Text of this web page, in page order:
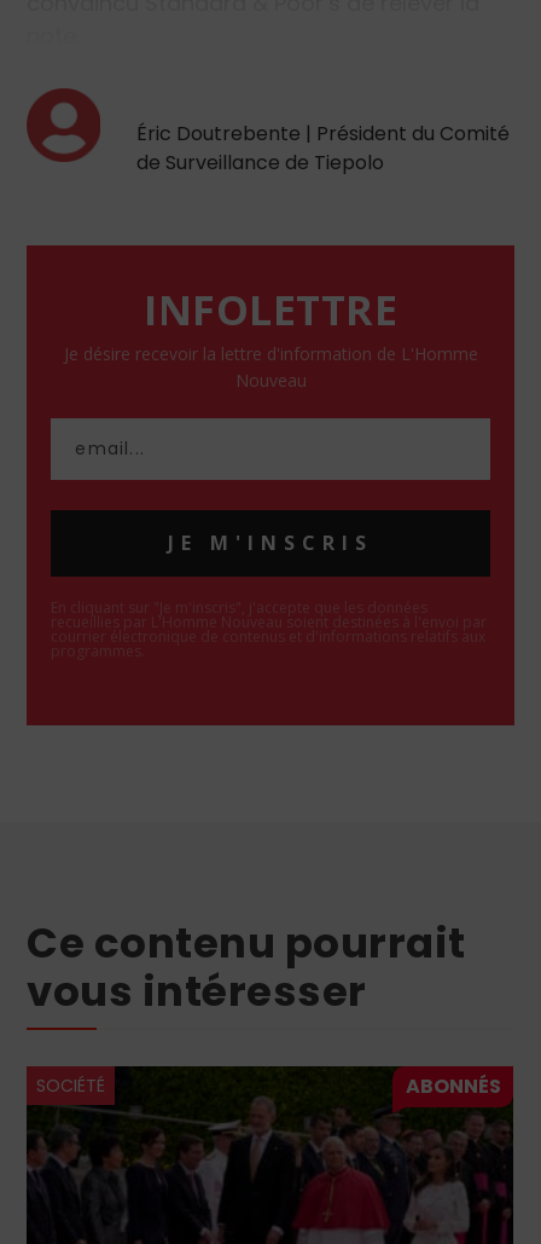
Éric Doutrebente | Président du Comité
de Surveillance de Tiepolo
INFOLETTRE
Je désire recevoir la lettre d'information de L'Homme
Nouveau
JE M'INSCRIS
En cliquant sur "Je m'inscris", j'accepte que les données
recueillies par L'Homme Nouveau soient destinées à l'envoi par
courrier électronique de contenus et d'informations relatifs aux
programmes.
Ce contenu pourrait
vous intéresser
SOCIÉTÉ